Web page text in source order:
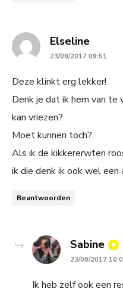
Elselinesays:
23/08/2017 09:51
Deze klinkt erg lekker!
Denk je dat ik hem van te
kan vriezen?
Moet kunnen toch?
Als ik de kikkererwten
ik die denk ik ook wel
Beantwoorden
Sabine
23/08/2017
Ik heb zelf ook een